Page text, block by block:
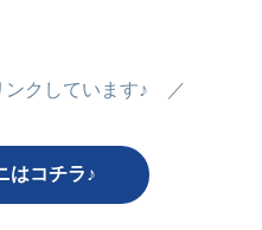
クしています♪ ／
はコチラ♪